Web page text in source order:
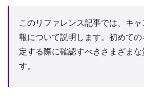
このリファレンス記事では、キ
報について説明します。初めて
定する際に確認すべきさまざま
す。